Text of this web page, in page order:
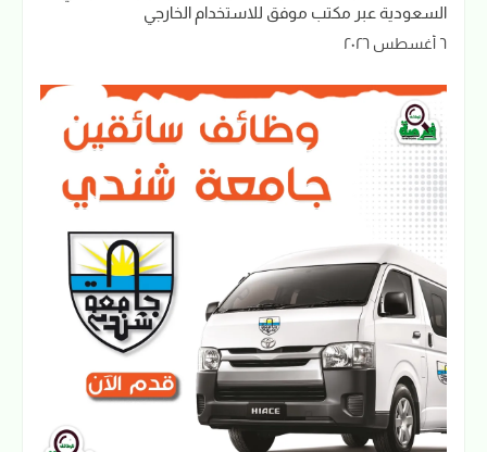
السعودية عبر مكتب موفق للاستخدام الخارجي
٦ أغسطس ٢٠٢٦